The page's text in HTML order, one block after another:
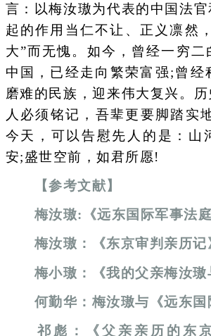
言：以梅汝璈为代表的中国法
起的作用当仁不让、正义凛然
大”而无愧。如今，曾经一穷二
中国，已经走向繁荣富强;曾经
磨难的民族，迎来伟大复兴。
人必须铭记，吾辈更要脚踏实
今天，可以告慰先人的是：山
安;盛世空前，如君所愿!
【参考文献】
梅汝璈:《远东国际军事法庭
梅汝璈：《东京审判亲历记
梅小璈：《我的父亲梅汝璈
何勤华：梅汝璈与《远东国
祁彪：《父亲亲历的东京